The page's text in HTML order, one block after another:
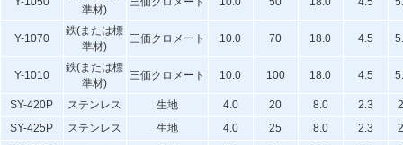
準材)
Y-1070
鉄(または標
準材)
三価クロメート 10.0 70 18.0 4.5
Y-1010
鉄(または標
準材)
三価クロメート 10.0 100 18.0 4.5
SY-420P ステンレス 生地 4.0 20 8.0 2.3
SY-425P
ステンレス 生地 4.0 25 8.0 2.3